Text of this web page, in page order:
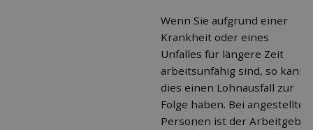
Wenn Sie aufgrund einer
Krankheit oder eines
Unfalles für längere Zeit
arbeitsunfähig sind, so kann
dies einen Lohnausfall zur
Folge haben. Bei angestellten
Personen ist der Arbeitgeber